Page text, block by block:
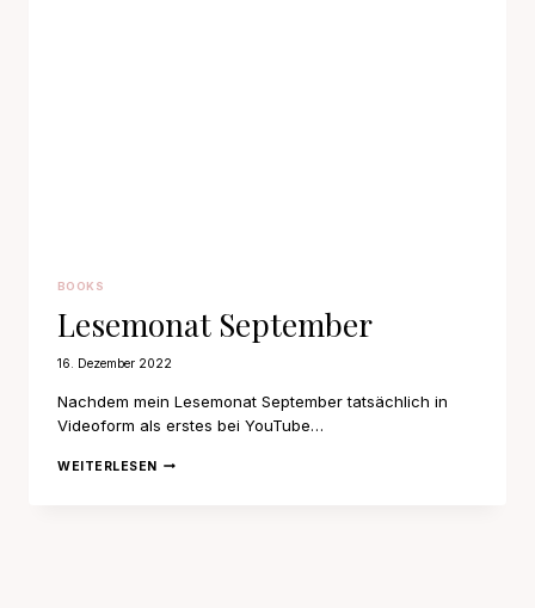
BOOKS
Lesemonat September
16. Dezember 2022
Nachdem mein Lesemonat September tatsächlich in
Videoform als erstes bei YouTube…
WEITERLESENLESEMONAT